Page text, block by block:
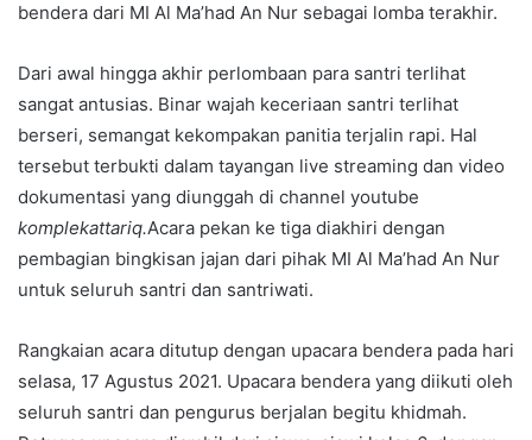
bendera dari MI Al Ma’had An Nur sebagai lomba terakhir.
Dari awal hingga akhir perlombaan para santri terlihat
sangat antusias. Binar wajah keceriaan santri terlihat
berseri, semangat kekompakan panitia terjalin rapi. Hal
tersebut terbukti dalam tayangan live streaming dan video
dokumentasi yang diunggah di channel youtube
komplekattariq.Acara pekan ke tiga diakhiri dengan
pembagian bingkisan jajan dari pihak MI Al Ma’had An Nur
untuk seluruh santri dan santriwati.
Rangkaian acara ditutup dengan upacara bendera pada hari
selasa, 17 Agustus 2021. Upacara bendera yang diikuti oleh
seluruh santri dan pengurus berjalan begitu khidmah.